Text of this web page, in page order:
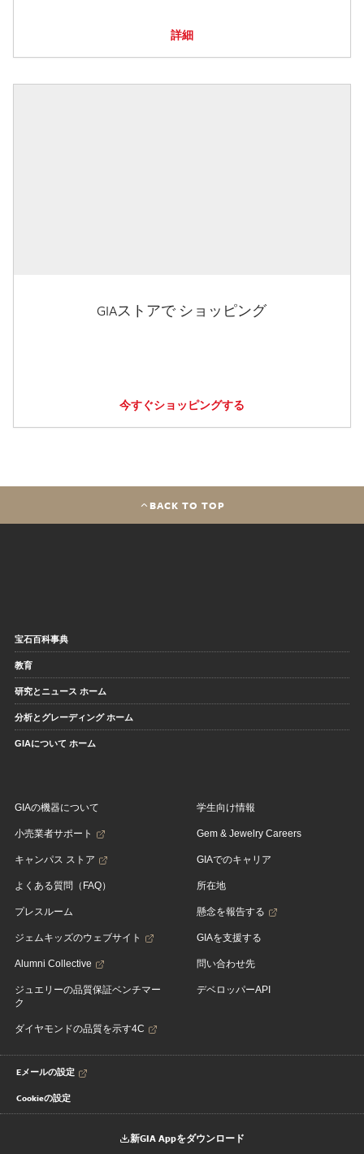
詳細
GIAストアで ショッピング
今すぐショッピングする
BACK TO TOP
宝石百科事典
教育
研究とニュース ホーム
分析とグレーディング ホーム
GIAについて ホーム
GIAの機器について
小売業者サポート
キャンパス ストア
よくある質問（FAQ）
プレスルーム
ジェムキッズのウェブサイト
Alumni Collective
ジュエリーの品質保証ベンチマー
ク
ダイヤモンドの品質を示す4C
学生向け情報
Gem & Jewelry Careers
GIAでのキャリア
所在地
懸念を報告する
GIAを支援する
問い合わせ先
デベロッパーAPI
Eメールの設定
Cookieの設定
新GIA Appをダウンロード